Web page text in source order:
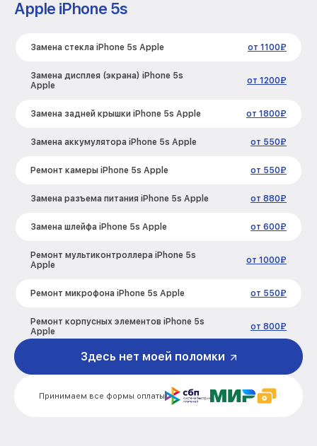
Apple iPhone 5s
Замена стекла iPhone 5s Apple от 1100₽
Замена дисплея (экрана) iPhone 5s
Apple
от 1200₽
Замена задней крышки iPhone 5s Apple от 1800₽
Замена аккумулятора iPhone 5s Apple от 550₽
Ремонт камеры iPhone 5s Apple от 550₽
Замена разъема питания iPhone 5s Apple от 880₽
Замена шлейфа iPhone 5s Apple от 600₽
Ремонт мультиконтроллера iPhone 5s
Apple
от 1000₽
Ремонт микрофона iPhone 5s Apple от 550₽
Ремонт корпусных элементов iPhone 5s
Apple
от 800₽
Ремонт сим лотка iPhone 5s Apple
Ремонт GPS-модуля iPhone 5s Apple от 500₽
Принимаем все формы оплаты
Здесь нет моей поломки